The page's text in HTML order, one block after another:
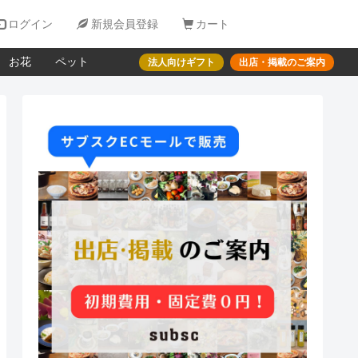
ログイン  新規会員登録  カート
お花 ペット 法人向けギフト 出店・掲載のご案内